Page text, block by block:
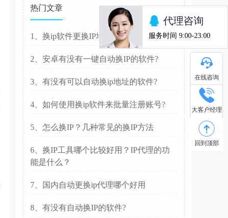
热门文章
1、换ip软件更换IP地址的方法
2、安卓有没有一键自动换IP的软件?
3、有没有可以自动换ip地址的软件?
4、如何使用换ip软件来批量注册账号?
5、怎么换IP？几种常见的换IP方法
6、换IP工具哪个比较好用？IP代理的功
能是什么？
7、国内自动更换ip代理哪个好用
8、有没有自动换IP的软件?
在线咨询
大客户经理
回到顶部